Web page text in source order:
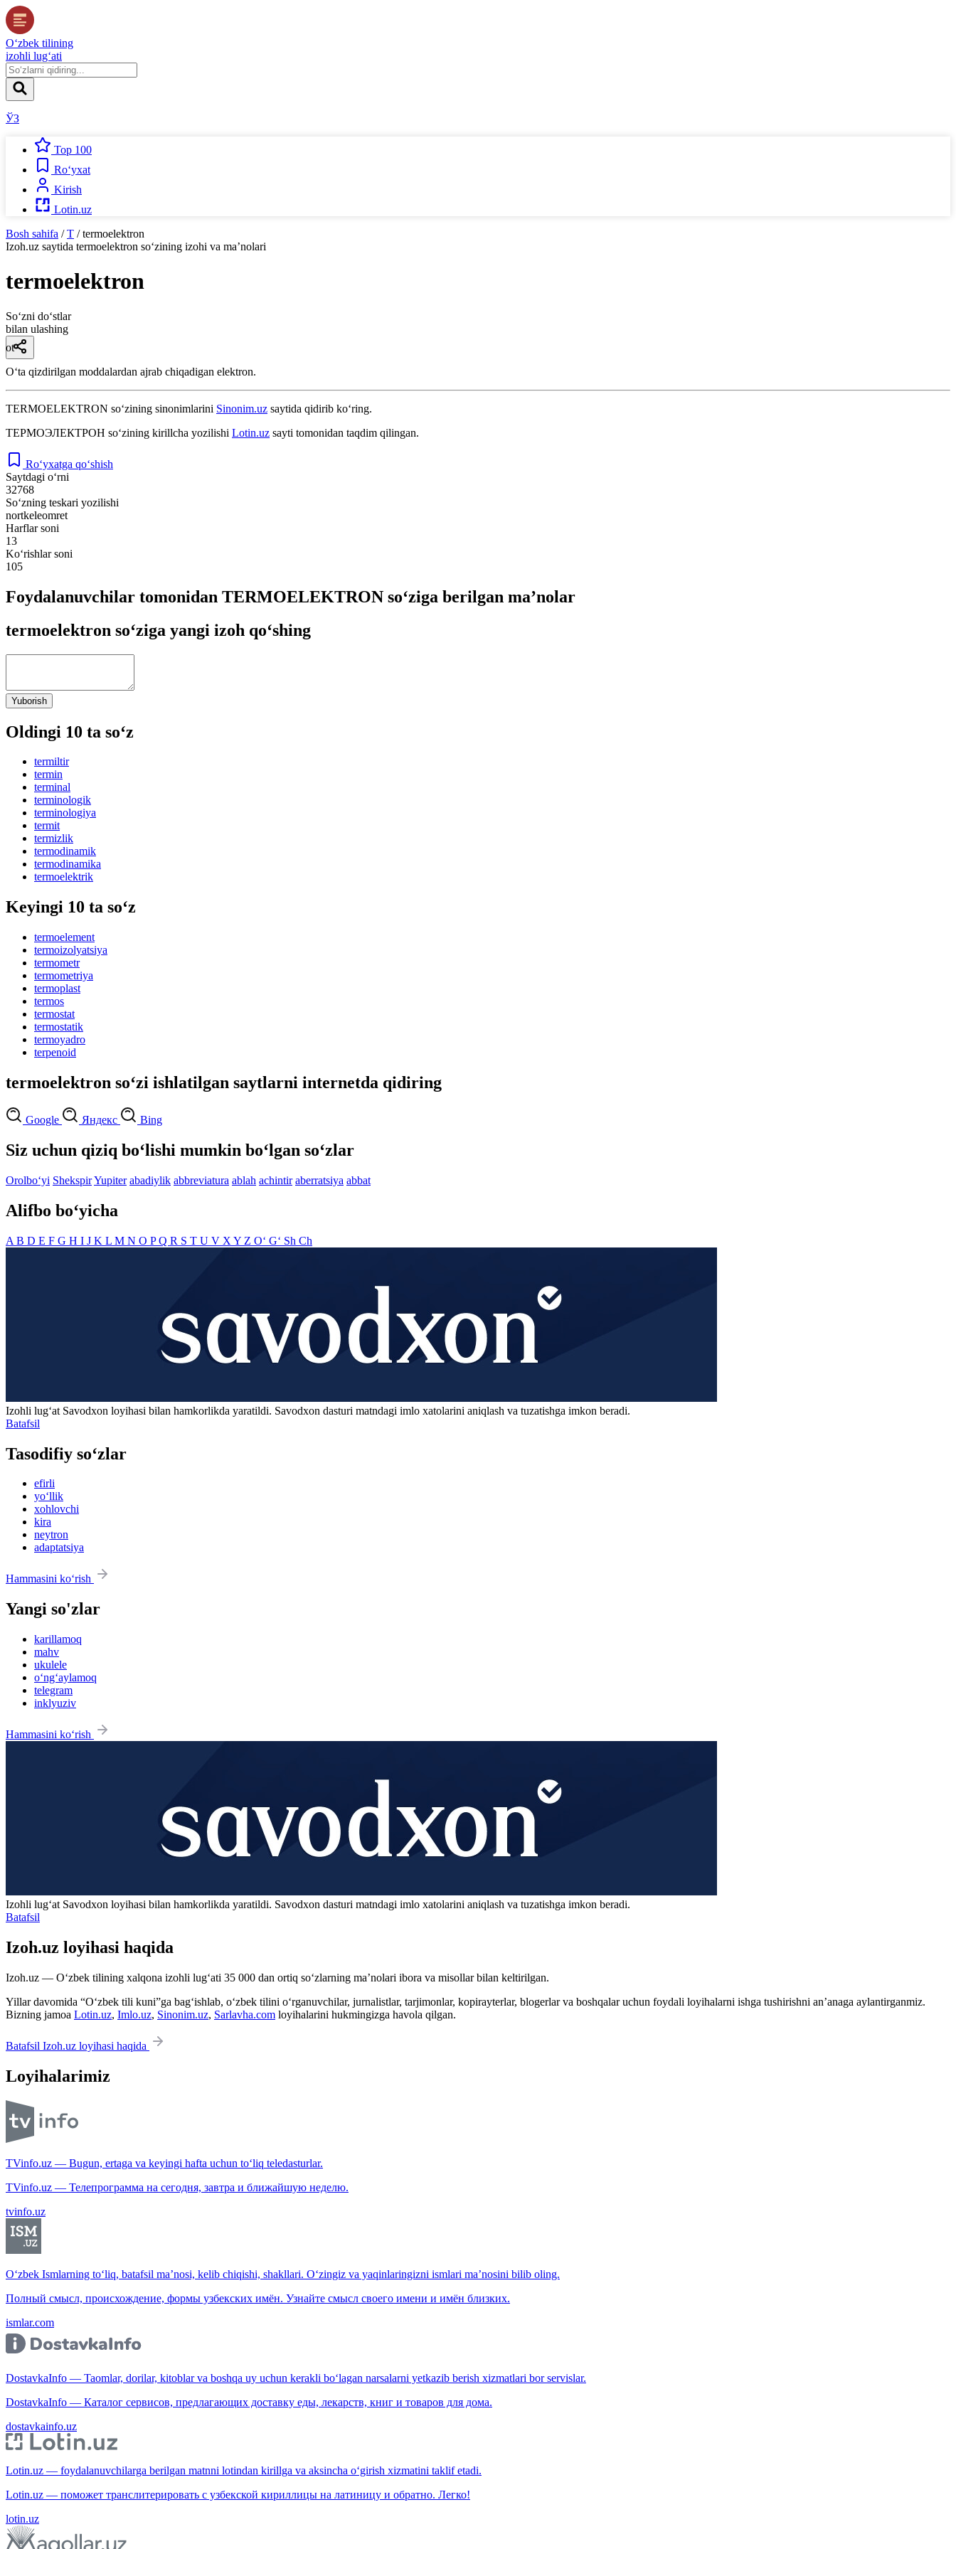
O‘zbek tilining
izohli lug‘ati
ЎЗ
Top 100
Ro‘yxat
Kirish
Lotin.uz
Bosh sahifa / T / termoelektron
Izoh.uz saytida termoelektron so‘zining izohi va ma’nolari
termoelektron
So‘zni do‘stlar
bilan ulashing
ot
Oʻta qizdirilgan moddalardan ajrab chiqadigan elektron.
TERMOELEKTRON so‘zining sinonimlarini Sinonim.uz saytida qidirib ko‘ring.
ТЕРМОЭЛЕКТРОН so‘zining kirillcha yozilishi Lotin.uz sayti tomonidan taqdim qilingan.
Ro‘yxatga qo‘shish
Saytdagi o‘rni
32768
So‘zning teskari yozilishi
nortkeleomret
Harflar soni
13
Ko‘rishlar soni
105
Foydalanuvchilar tomonidan TERMOELEKTRON so‘ziga berilgan ma’nolar
termoelektron so‘ziga yangi izoh qo‘shing
Yuborish
Oldingi 10 ta so‘z
termiltir
termin
terminal
terminologik
terminologiya
termit
termizlik
termodinamik
termodinamika
termoelektrik
Keyingi 10 ta so‘z
termoelement
termoizolyatsiya
termometr
termometriya
termoplast
termos
termostat
termostatik
termoyadro
terpenoid
termoelektron so‘zi ishlatilgan saytlarni internetda qidiring
Google Яндекс Bing
Siz uchun qiziq bo‘lishi mumkin bo‘lgan so‘zlar
Orolbo‘yi ShekspirYupiter abadiylik abbreviatura ablah achintir aberratsiya abbat
Alifbo bo‘yicha
A B D E F G H I J K L M N O PQ R S T U V X Y Z O‘ G‘ Sh Ch
Izohli lugʻat Savodxon loyihasi bilan hamkorlikda yaratildi. Savodxon dasturi matndagi imlo xatolarini aniqlash va tuzatishga imkon beradi.
Batafsil
Tasodifiy so‘zlar
efirli
yo‘llik
xohlovchi
kira
neytron
adaptatsiya
Hammasini ko‘rish
Yangi so'zlar
karillamoq
mahv
ukulele
o‘ng‘aylamoq
telegram
inklyuziv
Hammasini ko‘rish
Izohli lugʻat Savodxon loyihasi bilan hamkorlikda yaratildi. Savodxon dasturi matndagi imlo xatolarini aniqlash va tuzatishga imkon beradi.
Batafsil
Izoh.uz loyihasi haqida
Izoh.uz — O‘zbek tilining xalqona izohli lug‘ati 35 000 dan ortiq so‘zlarning ma’nolari ibora va misollar bilan keltirilgan.
Yillar davomida “O‘zbek tili kuni”ga bag‘ishlab, o‘zbek tilini o‘rganuvchilar, jurnalistlar, tarjimonlar, kopirayterlar, blogerlar va boshqalar uchun foydali loyihalarni ishga tushirishni an’anaga aylantirganmiz.
Bizning jamoa Lotin.uz, Imlo.uz, Sinonim.uz, Sarlavha.com loyihalarini hukmingizga havola qilgan.
Batafsil Izoh.uz loyihasi haqida
Loyihalarimiz
TVinfo.uz — Bugun, ertaga va keyingi hafta uchun to‘liq teledasturlar.
TVinfo.uz — Телепрограмма на сегодня, завтра и ближайшую неделю.
tvinfo.uz
O‘zbek Ismlarning to‘liq, batafsil ma’nosi, kelib chiqishi, shakllari. O‘zingiz va yaqinlaringizni ismlari ma’nosini bilib oling.
Полный смысл, происхождение, формы узбекских имён. Узнайте смысл своего имени и имён близких.
ismlar.com
DostavkaInfo — Taomlar, dorilar, kitoblar va boshqa uy uchun kerakli bo‘lagan narsalarni yetkazib berish xizmatlari bor servislar.
DostavkaInfo — Каталог сервисов, предлагающих доставку еды, лекарств, книг и товаров для дома.
dostavkainfo.uz
Lotin.uz — foydalanuvchilarga berilgan matnni lotindan kirillga va aksincha o‘girish xizmatini taklif etadi.
Lotin.uz — поможет транслитерировать с узбекской кириллицы на латиницу и обратно. Легко!
lotin.uz